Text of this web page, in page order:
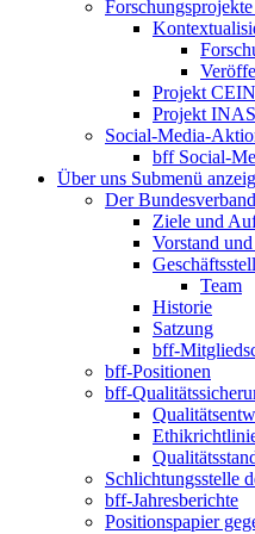
Forschungsprojekte
Projekt
Projekt
Social-Media-
bff Social-
Über uns Submenü
Der Bundesverband
Ziele und
Vorstand
Team
Historie
Satzung
bff-
bff-Positionen
bff-
Schlichtungsstelle
bff-Jahresberichte
Positionspapier